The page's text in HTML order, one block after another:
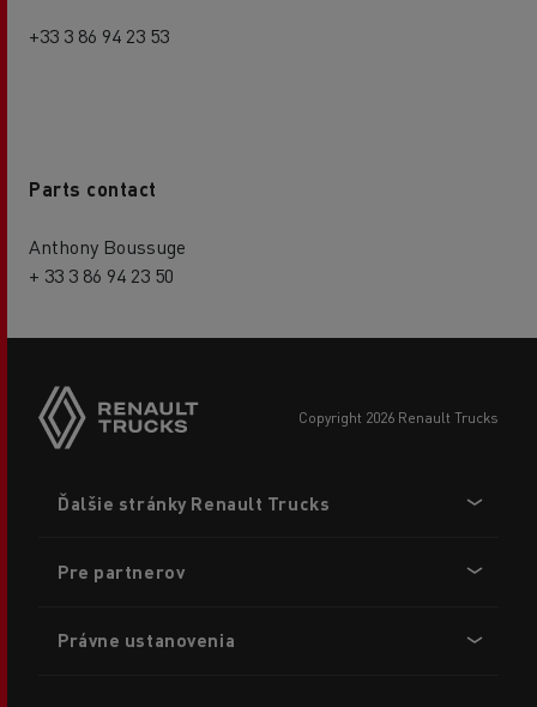
+33 3 86 94 23 53
Parts contact
Anthony Boussuge
+ 33 3 86 94 23 50
copyright 2026 Renault Trucks
menu
Ďalšie stránky Renault Trucks
Pre partnerov
Právne ustanovenia